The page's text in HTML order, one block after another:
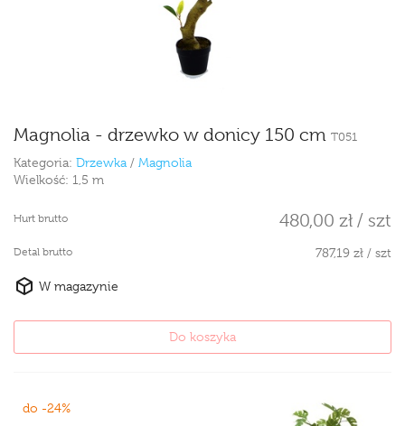
Magnolia - drzewko w donicy 150 cm T051
Kategoria: Drzewka/ Magnolia
Wielkość: 1,5 m
Hurt brutto 480,00 zł / szt
Detal brutto 787,19 zł / szt
W magazynie
Do koszyka
do -24%